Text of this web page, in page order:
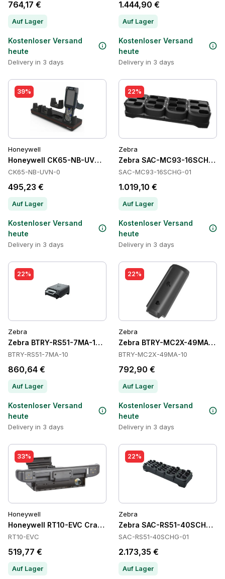
764,17 €
Auf Lager
Kostenloser Versand
heute
Delivery in 3 days
1.444,90 €
Auf Lager
Kostenloser Versand
heute
Delivery in 3 days
39%
Honeywell
Honeywell CK65-NB-UVN-0 Cradles
CK65-NB-UVN-0
495,23 €
Auf Lager
Kostenloser Versand
heute
Delivery in 3 days
22%
Zebra
Zebra SAC-MC93-16SCHG-
SAC-MC93-16SCHG-01
1.019,10 €
Auf Lager
Kostenloser Versand
heute
Delivery in 3 days
22%
Zebra
Zebra BTRY-RS51-7MA-10 Batteries
BTRY-RS51-7MA-10
860,64 €
Auf Lager
Kostenloser Versand
heute
Delivery in 3 days
22%
Zebra
Zebra BTRY-MC2X-49MA-10
BTRY-MC2X-49MA-10
792,90 €
Auf Lager
Kostenloser Versand
heute
Delivery in 3 days
33%
Honeywell
Honeywell RT10-EVC Cradles
RT10-EVC
519,77 €
Auf Lager
22%
Zebra
Zebra SAC-RS51-40SCHG-
SAC-RS51-40SCHG-01
2.173,35 €
Auf Lager